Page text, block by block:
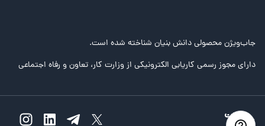
جاب‌ویژن محصولی دانش بنیان شناخته شده است.
دارای مجوز رسمی کاریابی الکترونیکی از وزارت کار، تعاون و رفاه اجتماعی